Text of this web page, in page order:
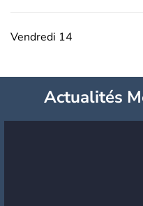
Vendredi 14
Actualités